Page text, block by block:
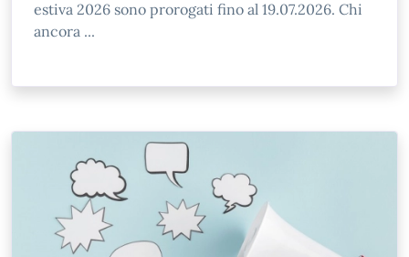
estiva 2026 sono prorogati fino al 19.07.2026. Chi
ancora ...